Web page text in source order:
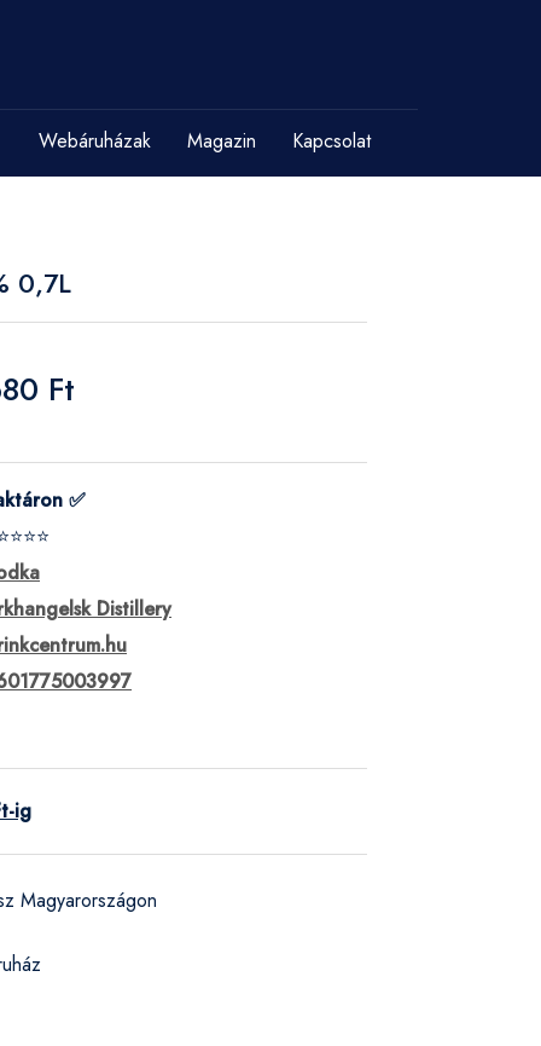
Webáruházak Magazin Kapcsolat
0,7L
Ft
✅
Distillery
ig
Magyarországon